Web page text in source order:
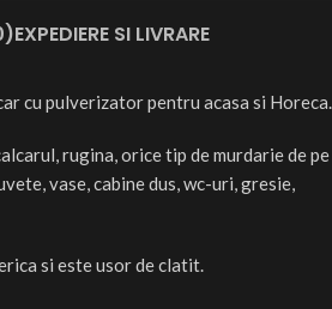
EXPEDIERE SI LIVRARE
cu pulverizator pentru acasa si Horeca.
rugina, orice tip de murdarie de pe
vase, cabine dus, wc-uri, gresie,
si este usor de clatit.